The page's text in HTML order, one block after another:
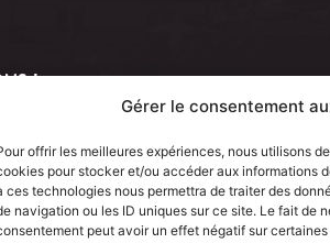
Gérer le consentement
offrir les meilleures expériences, nous utilisons
pour stocker et/ou accéder aux informations
ces technologies nous permettra de traiter des
navigation ou les ID uniques sur ce site. Le fait de
peut avoir un effet négatif sur
!